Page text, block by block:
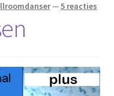
—5 reacties